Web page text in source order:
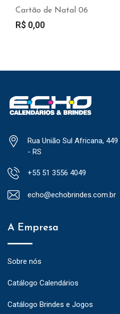
Cartão de Natal 06
R$ 0,00
Rua União Sul Africana,
- RS
+55 51 3556 4049
echo@echobrindes.com.br
A Empresa
Sobre nós
Catálogo Calendários
Catálogo Brindes e Jogos